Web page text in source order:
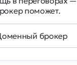
поможет.
брокер